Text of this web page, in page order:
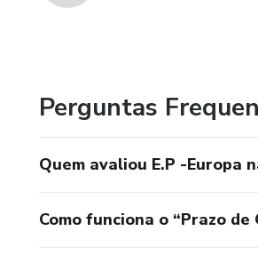
Perguntas
Quem avaliou E.P -Europa
Como funciona o “Prazo de